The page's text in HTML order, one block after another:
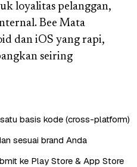
loyalitas pelanggan,
Bee Mata
dan iOS yang rapi,
seiring
basis kode (cross-platform)
sesuai brand Anda
ke Play Store & App Store